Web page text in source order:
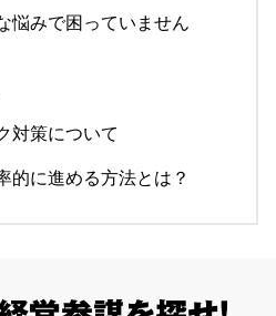
悩みで困っていません
対策について
的に進める方法とは？